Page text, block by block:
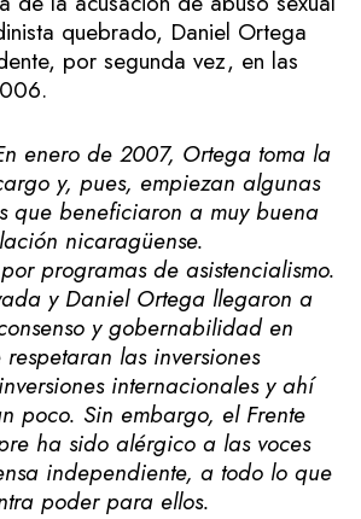
quebrado, Daniel Ortega
por segunda vez, en las
enero de 2007, Ortega toma la
y, pues, empiezan algunas
que beneficiaron a muy buena
nicaragüense.
programas de asistencialismo.
y Daniel Ortega llegaron a
y gobernabilidad en
las inversiones
internacionales y ahí
poco. Sin embargo, el Frente
ha sido alérgico a las voces
independiente, a todo lo que
poder para ellos.